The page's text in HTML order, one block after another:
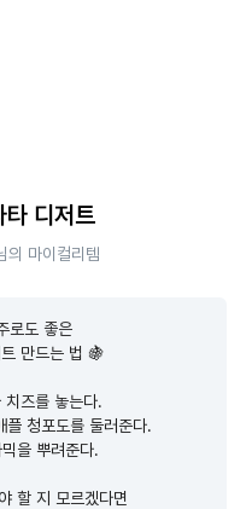
타 디저트
의 마이컬리템
로도 좋은
만드는 법 🍇
치즈를 놓는다.
청포도를 둘러준다.
을 뿌려준다.
할 지 모르겠다면